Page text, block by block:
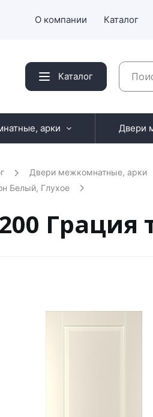
О компании Каталог
Каталог
арки Двери
Двери межкомнатные, арки
Белый, Глухое
Грация